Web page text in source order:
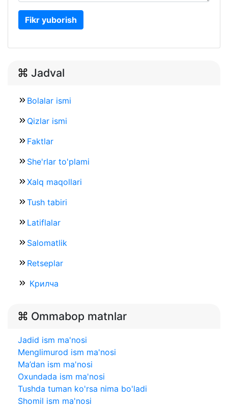
Fikr yuborish
Jadval
Bolalar ismi
Qizlar ismi
Faktlar
She'rlar to'plami
Xalq maqollari
Tush tabiri
Latiflalar
Salomatlik
Retseplar
Крилча
Ommabop matnlar
Jadid ism ma'nosi
Menglimurod ism ma'nosi
Ma’dan ism ma'nosi
Oxundada ism ma'nosi
Tushda tuman ko'rsa nima bo'ladi
Shomil ism ma'nosi